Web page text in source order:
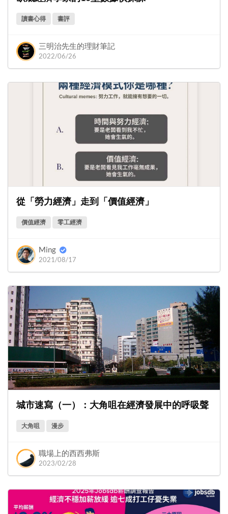
讀書心得 書評
三明治先生的理財筆記
2022/06/26
從「勞力經濟」走到「價值經濟」
價值經濟 零工經濟
Ming
2021/08/17
城市速寫（一）：大角咀在經濟發展中的呼吸聲
大角咀 漫步
職場上的西西弗斯
2023/02/28